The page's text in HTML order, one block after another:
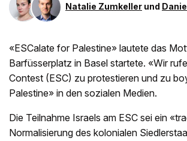
Natalie Zumkeller und
«ESCalate for Palestine» lautete das
Barfüsserplatz in Basel startete. «Wir
Contest (ESC) zu protestieren und zu
Palestine» in den sozialen Medien.
Die Teilnahme Israels am ESC sei ein
Normalisierung des kolonialen